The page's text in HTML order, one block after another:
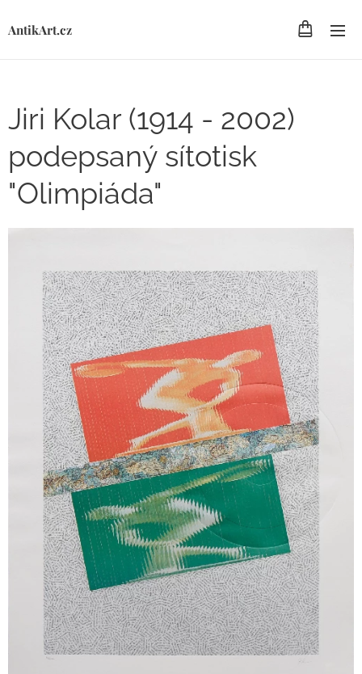
AntikArt.cz
Jiri Kolar (1914 - 2002)
podepsaný sítotisk
"Olimpiáda"
Jiri Kolar (1914 - 2002) podepsaný sítotisk "Olimpiáda"